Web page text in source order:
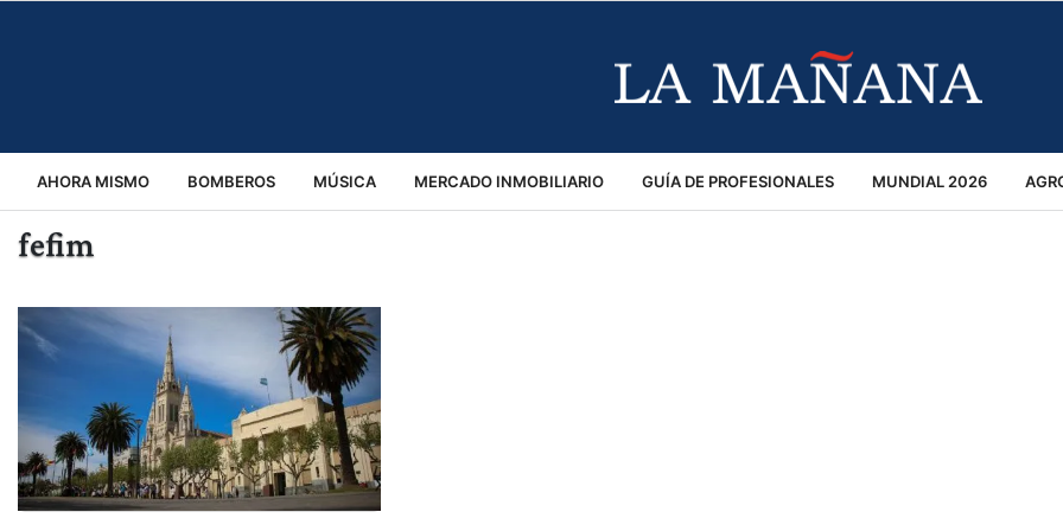
AHORA MISMO BOMBEROS MÚSICA MERCADO INMOBILIARIO GUÍA DE PROFESIONALES MUNDIAL 2026
REGIONALES
fefim